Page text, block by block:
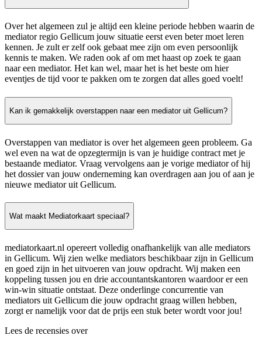
Over het algemeen zul je altijd een kleine periode hebben waarin de
mediator regio Gellicum jouw situatie eerst even beter moet leren
kennen. Je zult er zelf ook gebaat mee zijn om even persoonlijk
kennis te maken. We raden ook af om met haast op zoek te gaan
naar een mediator. Het kan wel, maar het is het beste om hier
eventjes de tijd voor te pakken om te zorgen dat alles goed voelt!
Kan ik gemakkelijk overstappen naar een mediator uit Gellicum?
Overstappen van mediator is over het algemeen geen probleem. Ga
wel even na wat de opzegtermijn is van je huidige contract met je
bestaande mediator. Vraag vervolgens aan je vorige mediator of hij
het dossier van jouw onderneming kan overdragen aan jou of aan je
nieuwe mediator uit Gellicum.
Wat maakt Mediatorkaart speciaal?
mediatorkaart.nl opereert volledig onafhankelijk van alle mediators
in Gellicum. Wij zien welke mediators beschikbaar zijn in Gellicum
en goed zijn in het uitvoeren van jouw opdracht. Wij maken een
koppeling tussen jou en drie accountantskantoren waardoor er een
win-win situatie ontstaat. Deze onderlinge concurrentie van
mediators uit Gellicum die jouw opdracht graag willen hebben,
zorgt er namelijk voor dat de prijs een stuk beter wordt voor jou!
Lees de recensies over